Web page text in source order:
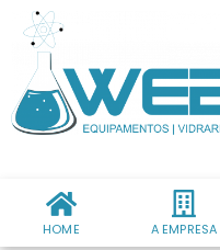
HOME A EMPRESA